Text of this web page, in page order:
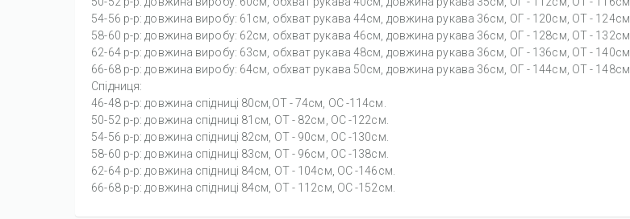
54-56 р-р: довжина виробу: 61см, обхват рукава 44см, довжина рукава 36см, ОГ - 120см, ОТ - 124см.
58-60 р-р: довжина виробу: 62см, обхват рукава 46см, довжина рукава 36см, ОГ - 128см, ОТ - 132см.
62-64 р-р: довжина виробу: 63см, обхват рукава 48см, довжина рукава 36см, ОГ - 136см, ОТ - 140см.
66-68 р-р: довжина виробу: 64см, обхват рукава 50см, довжина рукава 36см, ОГ - 144см, ОТ - 148см.
Спідниця:
46-48 р-р: довжина спідниці 80см,ОТ - 74см, OC -114см.
50-52 р-р: довжина спідниці 81см, ОТ - 82см, OC -122см.
54-56 р-р: довжина спідниці 82см, ОТ - 90см, OC -130см.
58-60 р-р: довжина спідниці 83см, ОТ - 96см, OC -138см.
62-64 р-р: довжина спідниці 84см, ОТ - 104см, OC -146см.
66-68 р-р: довжина спідниці 84см, ОТ - 112см, OC -152см.